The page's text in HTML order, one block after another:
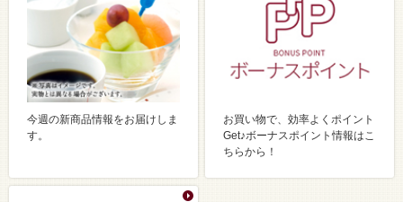
今週の新商品情報をお届けしま
す。
お買い物で、効率よくポイント
Get♪ボーナスポイント情報はこ
ちらから！